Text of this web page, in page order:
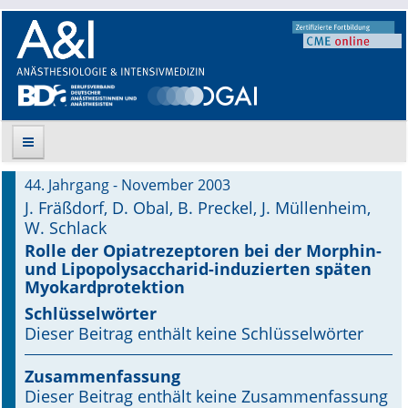
Suche
Aktuelle Ausgabe
Leitlinien
Archiv
Supplements OrphanAnesthesia
44. Jahrgang - November 2003
J. Fräßdorf, D. Obal, B. Preckel, J. Müllenheim,
W. Schlack
Rolle der Opiatrezeptoren bei der Morphin-
und Lipopolysaccharid-induzierten späten
Myokardprotektion
Schlüsselwörter
Dieser Beitrag enthält keine Schlüsselwörter
Zusammenfassung
Dieser Beitrag enthält keine Zusammenfassung